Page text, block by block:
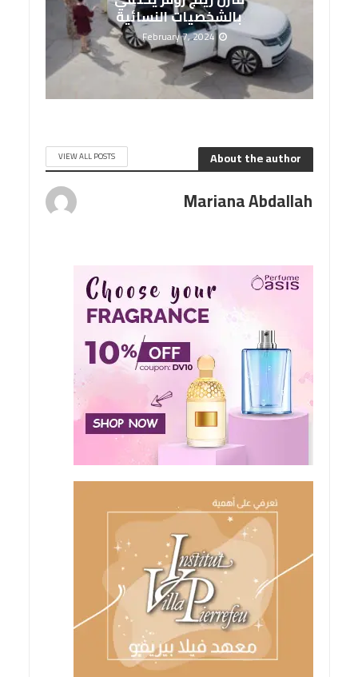
بالشخصيات النسائية
February 7, 2024
About the author
VIEW ALL POSTS
Mariana Abdallah